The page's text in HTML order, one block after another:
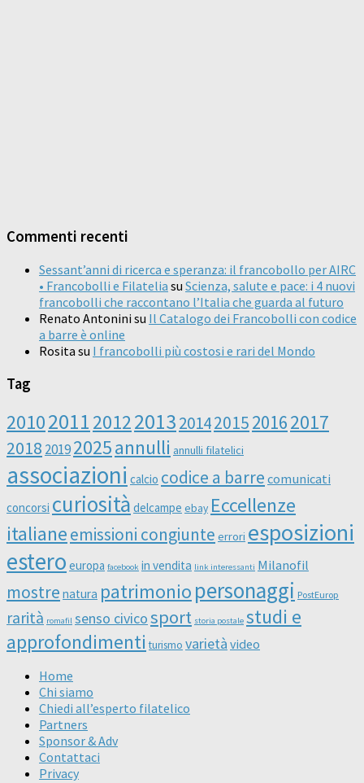
Commenti recenti
Sessant’anni di ricerca e speranza: il francobollo per AIRC
• Francobolli e Filatelia su Scienza, salute e pace: i 4 nuovi
francobolli che raccontano l’Italia che guarda al futuro
Renato Antonini su Il Catalogo dei Francobolli con codice
a barre è online
Rosita su I francobolli più costosi e rari del Mondo
Tag
20102011201220132014201520162017
2018 20192025annulli annulli filatelici
associazioni calcio codice a barre comunicati
concorsi curiosità delcampe ebay Eccellenze
italianeemissioni congiunte errori esposizioni
estero europa facebook in vendita link interessanti Milanofil
mostre natura patrimonio personaggi PostEurop
rarità romafil senso civicosport storia postale studi e
approfondimenti turismo varietà video
Home
Chi siamo
Chiedi all’esperto filatelico
Partners
Sponsor & Adv
Contattaci
Privacy